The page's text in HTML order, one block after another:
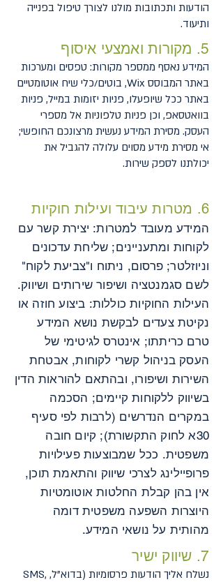
הודעות ותכתובות מולנו לצורך טיפול בפנייה
ותיעוד.
5. מקורות ואמצעי איסוף
המידע נאסף ממספר מקורות: טפסים ומערכות
באתר המבוסס Wix, בוטים/כלי שיח אוטומטיים
באתר ככל שיופעלו, פניות יזומות במייל, פניות
בוואטסאפ, וכן פניות טלפוניות אל מספרי
העסק. מסירת המידע נעשית מרצונכם החופשי;
אי מסירת מידע מסוים עלולה להגביל את
יכולתנו לספק שירות.
6. מטרות עיבוד ועילות חוקיות
המידע מעובד למטרות: יצירת קשר עם
לקוחות ומתעניינים; שליחת עדכונים
וניוזלטר; פרסום, ניתוח ו"צביעת לקוח"
לשם סגמנטציה ושיפור שירותים ושיווק.
העילות החוקיות כוללות: ביצוע חוזה או
נקיטת צעדים לבקשת נושא המידע
טרם כריתתו; אינטרס לגיטימי של
העסק בניהול קשרי לקוחות, אבטחת
השירות ושיפורו, ובהתאם להוראות הדין
בשיווק ללקוחות קיימים; הסכמה
במקרים הנדרשים (לרבות לפי סעיף
30א לחוק התקשורת); קיום חובה
משפטית. ככל שמבוצעות פעילויות
פרופיילינג לצרכי שיווק והתאמת תוכן,
אין בהן קבלת החלטות אוטומטיות
היוצרות השפעה משפטית דומה
מהותית על נושאי המידע.
7. שיווק ישיר
נשלח אליך הודעות פרסומיות (בדוא"ל, SMS,